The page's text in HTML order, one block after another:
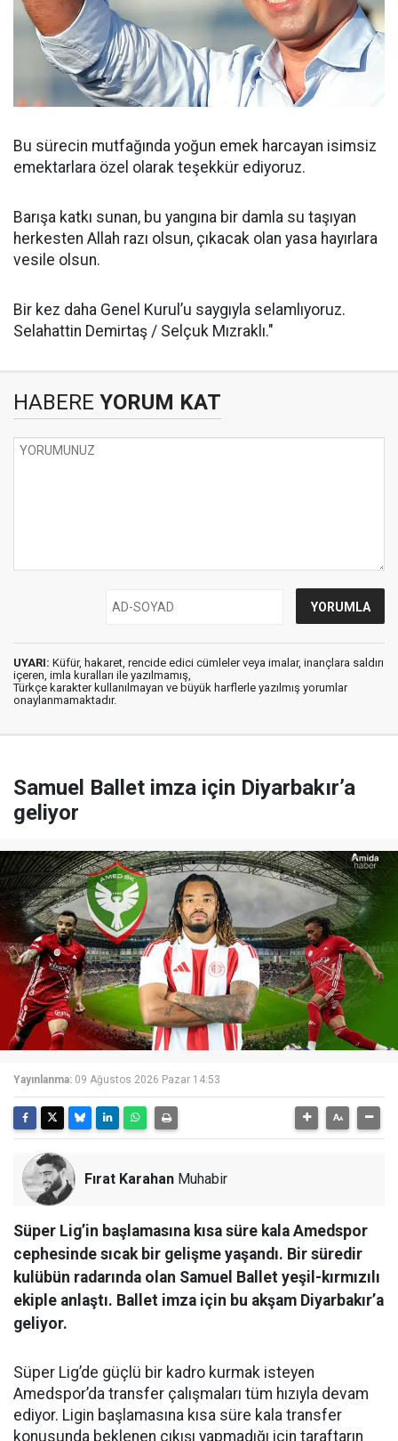
Bu sürecin mutfağında yoğun emek harcayan isimsiz
emektarlara özel olarak teşekkür ediyoruz.
Barışa katkı sunan, bu yangına bir damla su taşıyan
herkesten Allah razı olsun, çıkacak olan yasa hayırlara
vesile olsun.
Bir kez daha Genel Kurul’u saygıyla selamlıyoruz.
Selahattin Demirtaş / Selçuk Mızraklı."
HABERE YORUM KAT
UYARI: Küfür, hakaret, rencide edici cümleler veya imalar, inançlara saldırı
içeren, imla kuralları ile yazılmamış,
Türkçe karakter kullanılmayan ve büyük harflerle yazılmış yorumlar
onaylanmamaktadır.
Samuel Ballet imza için Diyarbakır’a
geliyor
Yayınlanma: 09 Ağustos 2026 Pazar 14:53
Fırat Karahan Muhabir
Süper Lig’in başlamasına kısa süre kala Amedspor
cephesinde sıcak bir gelişme yaşandı. Bir süredir
kulübün radarında olan Samuel Ballet yeşil-kırmızılı
ekiple anlaştı. Ballet imza için bu akşam Diyarbakır’a
geliyor.
Süper Lig’de güçlü bir kadro kurmak isteyen
Amedspor’da transfer çalışmaları tüm hızıyla devam
ediyor. Ligin başlamasına kısa süre kala transfer
konusunda beklenen çıkışı yapmadığı için taraftarın